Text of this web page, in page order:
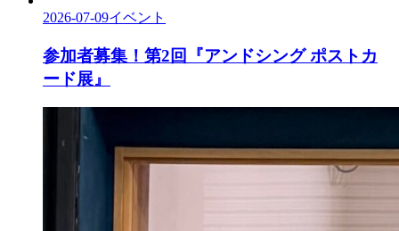
2026-07-09イベント
参加者募集！第2回『アンドシング ポストカ
ード展』